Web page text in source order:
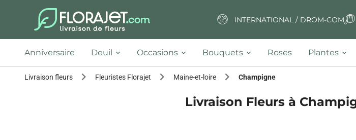
INTERNATIONAL / DROM-COM
Anniversaire Deuil Occasions Bouquets Roses Plantes
Livraison fleurs Fleuristes Florajet Maine-et-loire Champigne
Livraison Fleurs à